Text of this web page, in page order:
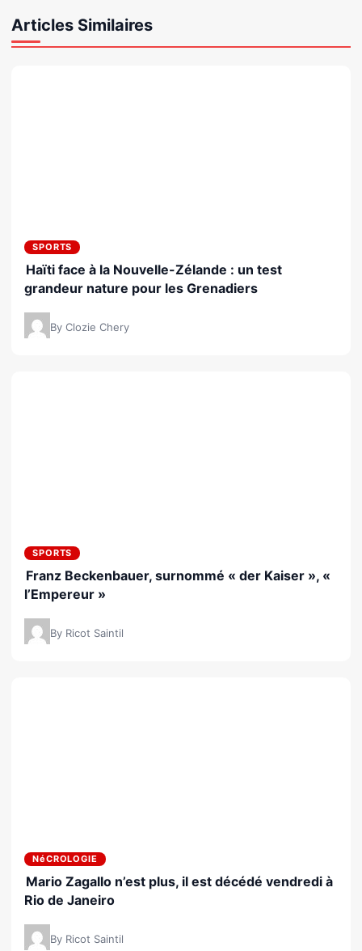
Articles Similaires
SPORTS
Haïti face à la Nouvelle-Zélande : un test
grandeur nature pour les Grenadiers
By Clozie Chery
SPORTS
Franz Beckenbauer, surnommé « der Kaiser », «
l’Empereur »
By Ricot Saintil
NéCROLOGIE
Mario Zagallo n’est plus, il est décédé vendredi à
Rio de Janeiro
By Ricot Saintil